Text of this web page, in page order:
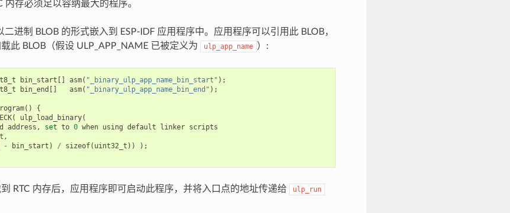
内存必须足以容纳最大的程序。
二进制 BLOB 的形式嵌入到 ESP-IDF 应用程序中。应用程序可以引用此 BLOB，
此 BLOB（假设 ULP_APP_NAME 已被定义为
ulp_app_name ）:
bin_start [] asm( "_binary_ulp_app_name_bin_start" );
bin_end [] asm( "_binary_ulp_app_name_bin_end" );
()
{
( ulp_load_binary(
address , set to 0 when using default linker scripts
,
- bin_start ) / sizeof( uint32_t ))
);
RTC 内存后，应用程序即可启动此程序，并将入口点的地址传递给 ulp_run